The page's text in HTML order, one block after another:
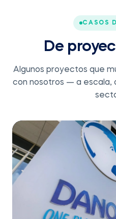
CASOS
De
Algunos proyectos que
con nosotros — a escala,